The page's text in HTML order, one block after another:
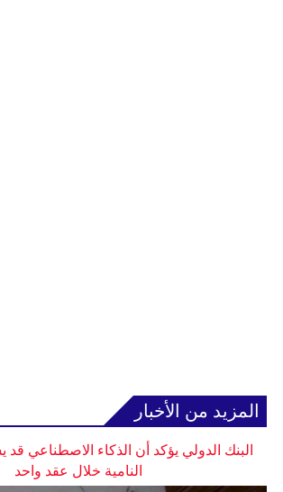
المزيد من الأخبار
البنك الدولي يؤكد أن الذكاء الاصطناعي قد
النامية خلال عقد واحد